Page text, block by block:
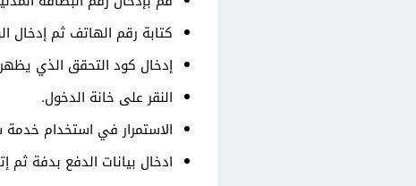
كتابة رقم الهاتف ثم إدخال
إدخال كود التحقق الذي
النقر على خانة الدخول.
الاستمرار في استخدام خدمة
ادخال بيانات الدفع بدفة ثم